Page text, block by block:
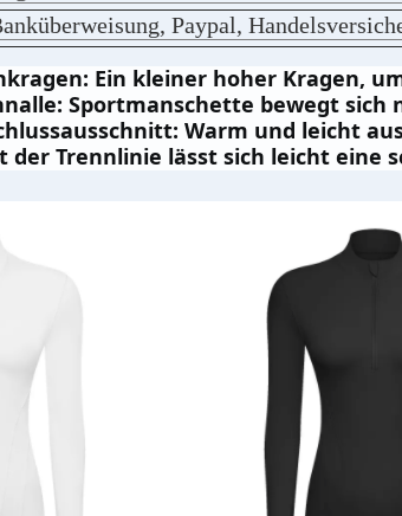
Paypal,
Ein kleiner hoher Kragen,
Sportmanschette bewegt sich
Warm und leicht
Trennlinie lässt sich leicht eine